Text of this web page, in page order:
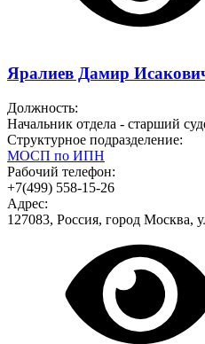
Яралиев Дамир
Должность:
Начальник отдела - старший
Структурное подразделение:
МОСП по ИПН
Рабочий телефон:
+7(499) 558-15-26
Адрес:
127083, Россия, город Москва,